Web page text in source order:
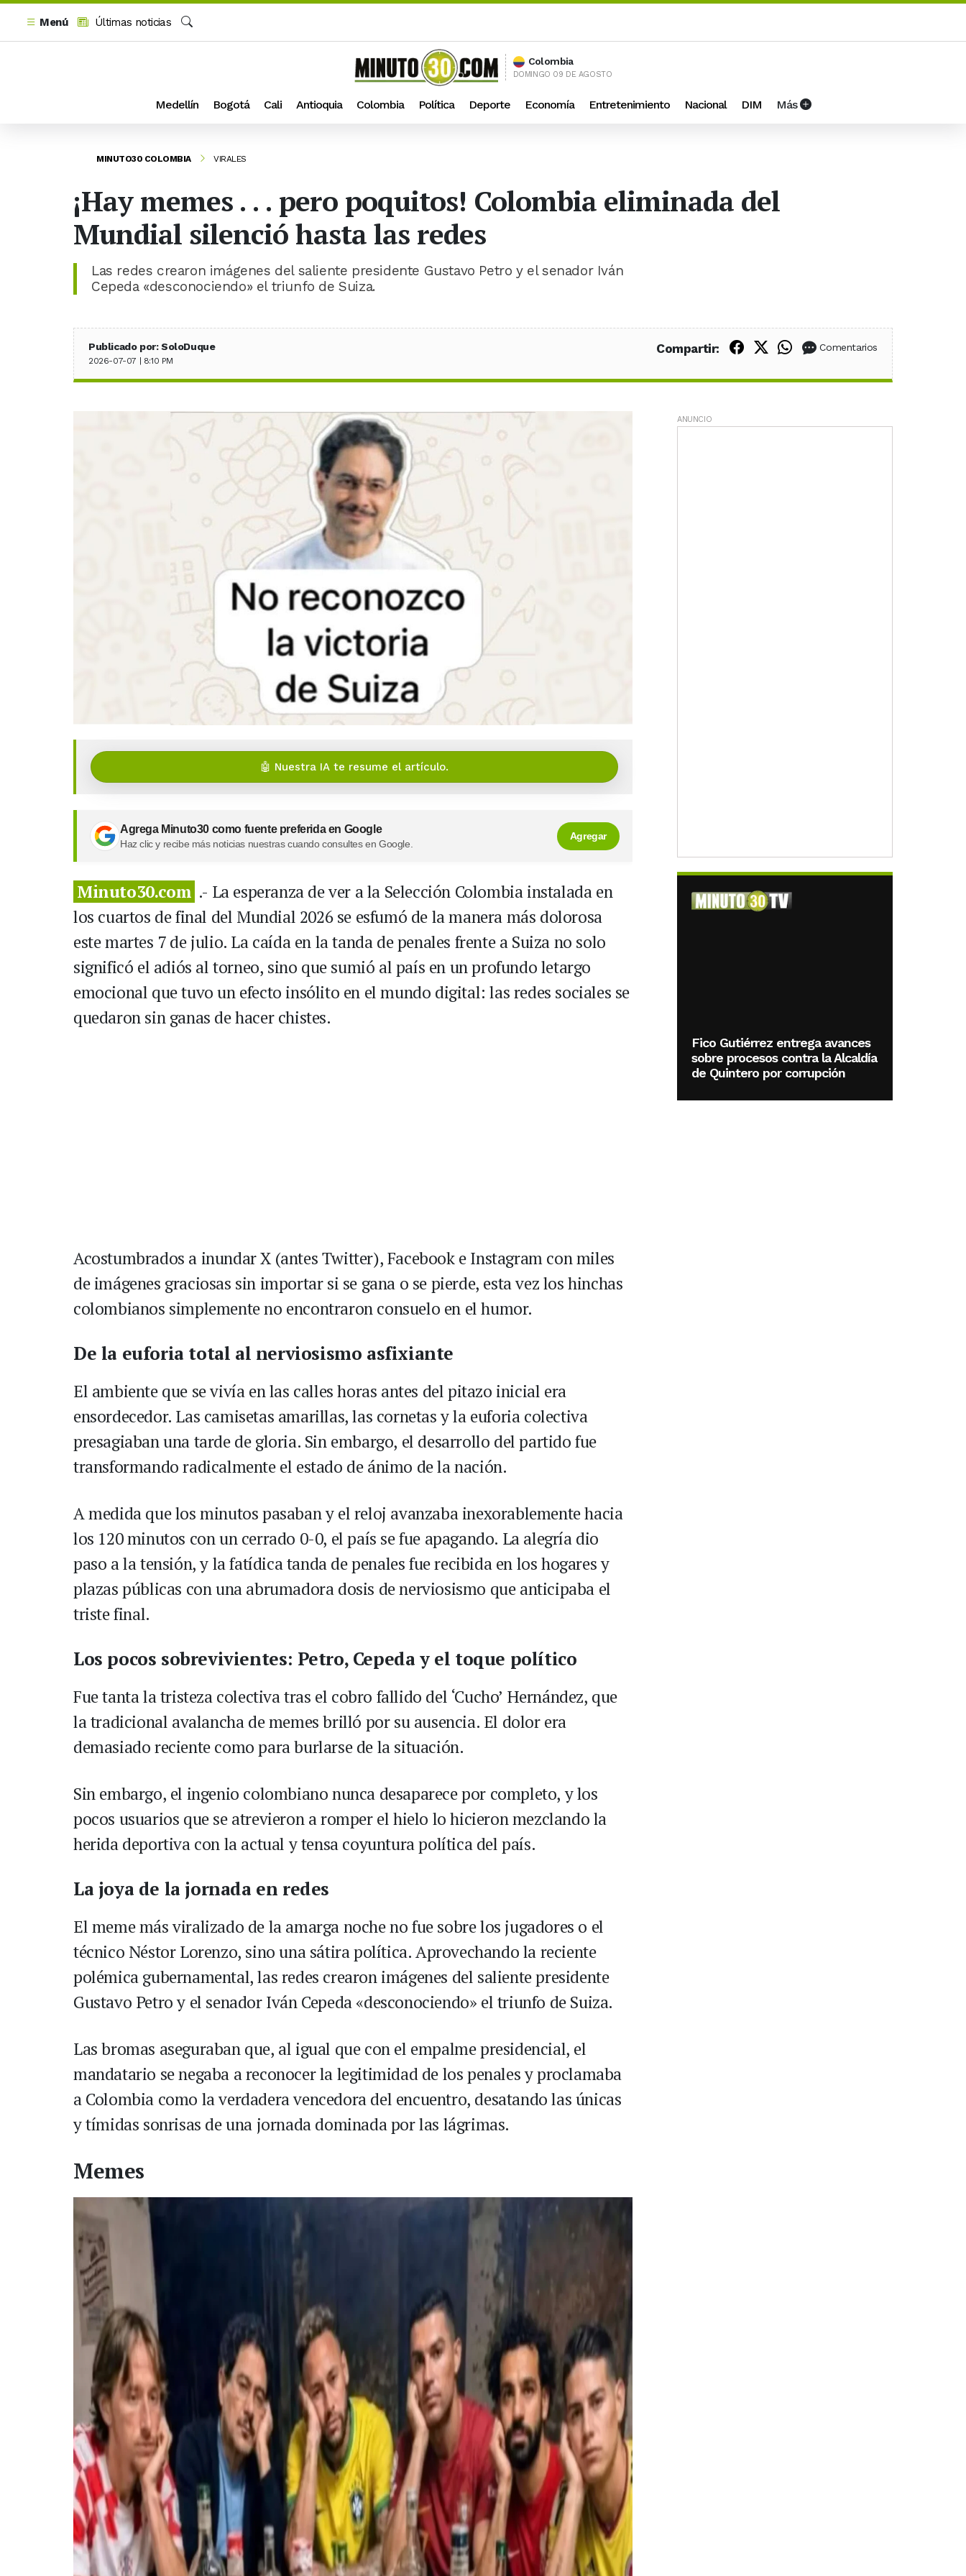
Menú
Últimas noticias
Buscar
Colombia
DOMINGO 09 DE AGOSTO
Medellín Bogotá Cali Antioquia Colombia Política Deporte Economía Entretenimiento Nacional DIM Más
MINUTO30 COLOMBIA VIRALES
¡Hay memes . . . pero poquitos! Colombia eliminada del
Mundial silenció hasta las redes
Las redes crearon imágenes del saliente presidente Gustavo Petro y el senador Iván
Cepeda «desconociendo» el triunfo de Suiza.
Publicado por: SoloDuque
2026-07-07 | 8:10 PM
Compartir: Compartir en Facebook
Compartir en X (Twitter)
Compartir en WhatsApp
Comentarios
🤖 Nuestra IA te resume el artículo.
Agrega Minuto30 como fuente preferida en Google
Haz clic y recibe más noticias nuestras cuando consultes en Google.
Agregar
Minuto30.com .- La esperanza de ver a la Selección Colombia instalada en
los cuartos de final del Mundial 2026 se esfumó de la manera más dolorosa
este martes 7 de julio. La caída en la tanda de penales frente a Suiza no solo
significó el adiós al torneo, sino que sumió al país en un profundo letargo
emocional que tuvo un efecto insólito en el mundo digital: las redes sociales se
quedaron sin ganas de hacer chistes.
Acostumbrados a inundar X (antes Twitter), Facebook e Instagram con miles
de imágenes graciosas sin importar si se gana o se pierde, esta vez los hinchas
colombianos simplemente no encontraron consuelo en el humor.
De la euforia total al nerviosismo asfixiante
El ambiente que se vivía en las calles horas antes del pitazo inicial era
ensordecedor. Las camisetas amarillas, las cornetas y la euforia colectiva
presagiaban una tarde de gloria. Sin embargo, el desarrollo del partido fue
transformando radicalmente el estado de ánimo de la nación.
A medida que los minutos pasaban y el reloj avanzaba inexorablemente hacia
los 120 minutos con un cerrado 0-0, el país se fue apagando. La alegría dio
paso a la tensión, y la fatídica tanda de penales fue recibida en los hogares y
plazas públicas con una abrumadora dosis de nerviosismo que anticipaba el
triste final.
Los pocos sobrevivientes: Petro, Cepeda y el toque político
Fue tanta la tristeza colectiva tras el cobro fallido del ‘Cucho’ Hernández, que
la tradicional avalancha de memes brilló por su ausencia. El dolor era
demasiado reciente como para burlarse de la situación.
Sin embargo, el ingenio colombiano nunca desaparece por completo, y los
pocos usuarios que se atrevieron a romper el hielo lo hicieron mezclando la
herida deportiva con la actual y tensa coyuntura política del país.
La joya de la jornada en redes
El meme más viralizado de la amarga noche no fue sobre los jugadores o el
técnico Néstor Lorenzo, sino una sátira política. Aprovechando la reciente
polémica gubernamental, las redes crearon imágenes del saliente presidente
Gustavo Petro y el senador Iván Cepeda «desconociendo» el triunfo de Suiza.
Las bromas aseguraban que, al igual que con el empalme presidencial, el
mandatario se negaba a reconocer la legitimidad de los penales y proclamaba
a Colombia como la verdadera vencedora del encuentro, desatando las únicas
y tímidas sonrisas de una jornada dominada por las lágrimas.
Memes
ANUNCIO
Fico Gutiérrez entrega avances
sobre procesos contra la Alcaldía
de Quintero por corrupción